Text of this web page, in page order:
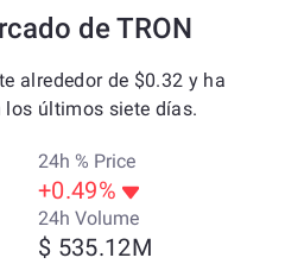
de TRON
alrededor de $0.32 y ha
los últimos siete días.
24h % Price
+0.49%
24h Volume
$ 535.12M